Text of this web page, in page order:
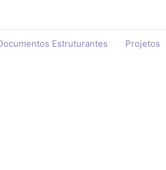
Estruturantes Projetos